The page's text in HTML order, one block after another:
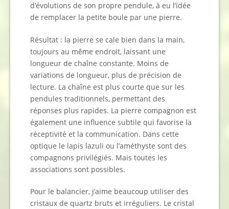
d’évolutions de son propre pendule, à eu l’idée
de remplacer la petite boule par une pierre.
Résultat : la pierre se cale bien dans la main,
toujours au même endroit, laissant une
longueur de chaîne constante. Moins de
variations de longueur, plus de précision de
lecture. La chaîne est plus courte que sur les
pendules traditionnels, permettant des
réponses plus rapides. La pierre compagnon est
également une influence subtile qui favorise la
réceptivité et la communication. Dans cette
optique le lapis lazuli ou l’améthyste sont des
compagnons privilégiés. Mais toutes les
associations sont possibles.
Pour le balancier, j’aime beaucoup utiliser des
cristaux de quartz bruts et irréguliers. Le cristal